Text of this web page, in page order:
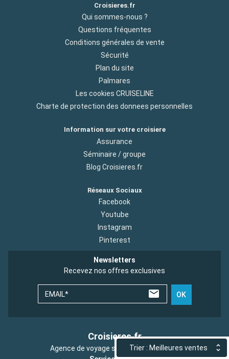
Trier : Meilleures ventes
Croisieres.fr
Qui sommes-nous ?
Questions fréquentes
Conditions générales de vente
Sécurité
Plan du site
Palmares
Les cookies CRUISELINE
Charte de protection des donnees personnelles
Information sur votre croisiere
Assurance
Séminaire / groupe
Blog Croisieres.fr
Réseaux Sociaux
Facebook
Youtube
Instagram
Pinterest
Newsletters
Recevez nos offres exclusives
EMAIL* OK
Croisieres.fr
Agence de voyage spécialisée croisière